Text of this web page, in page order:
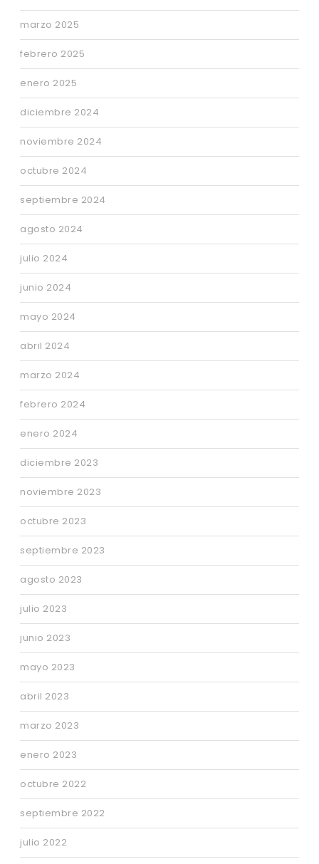
marzo 2025
febrero 2025
enero 2025
diciembre 2024
noviembre 2024
octubre 2024
septiembre 2024
agosto 2024
julio 2024
junio 2024
mayo 2024
abril 2024
marzo 2024
febrero 2024
enero 2024
diciembre 2023
noviembre 2023
octubre 2023
septiembre 2023
agosto 2023
julio 2023
junio 2023
mayo 2023
abril 2023
marzo 2023
enero 2023
octubre 2022
septiembre 2022
julio 2022